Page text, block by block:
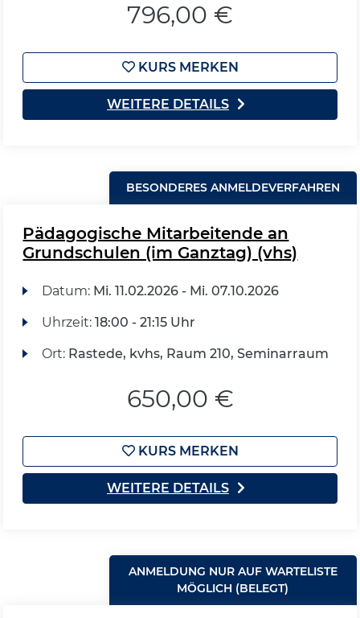
796,00 €
KURS MERKEN
WEITERE DETAILS
BESONDERES ANMELDEVERFAHREN
Pädagogische Mitarbeitende an
Grundschulen (im Ganztag) (vhs)
Datum: Mi. 11.02.2026 - Mi. 07.10.2026
Uhrzeit: 18:00 - 21:15 Uhr
Ort: Rastede, kvhs, Raum 210, Seminarraum
650,00 €
KURS MERKEN
WEITERE DETAILS
ANMELDUNG NUR AUF WARTELISTE
MÖGLICH (BELEGT)